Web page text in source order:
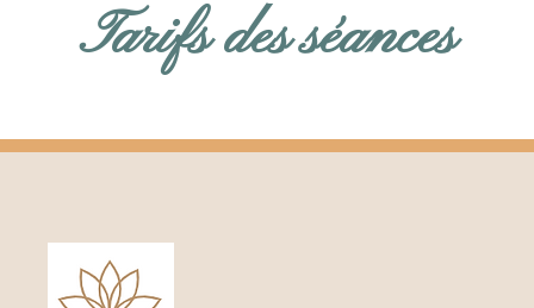
Tarifs des séances
votre